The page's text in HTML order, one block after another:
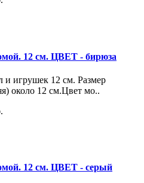
12 см. ЦВЕТ - бирюза
и игрушек 12 см. Размер
около 12 см.Цвет мо..
12 см. ЦВЕТ - серый